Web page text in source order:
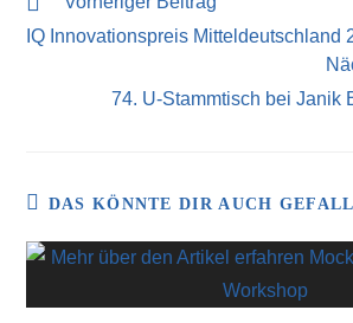
IQ Innovationspreis Mitteldeutschland
74. U-Stammtisch bei Janik
DAS KÖNNTE DIR AUCH